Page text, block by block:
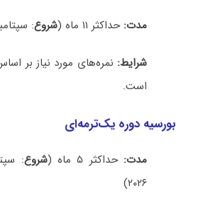
مدت: حداکثر ۱۱ ماه ( شروع: سپتامبر
شرایط: نمره‌های مورد نیاز بر
است.
بورسیه دوره یک‌ترمه‌ای
مدت: حداکثر ۵ ماه ( شروع
۲۰۲۶)